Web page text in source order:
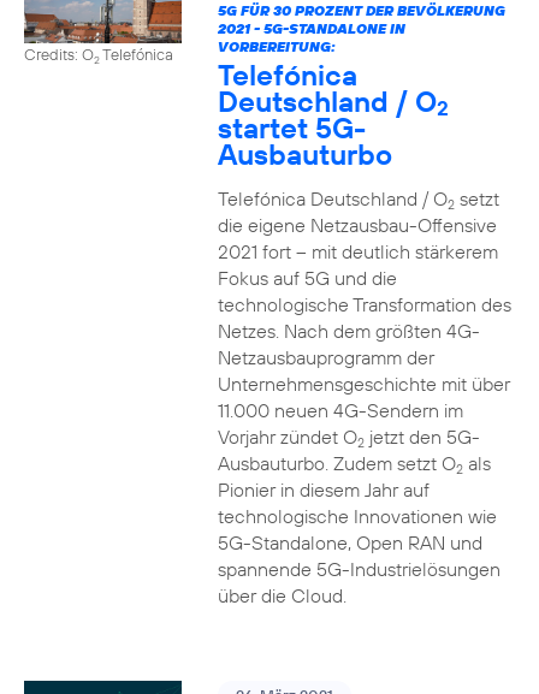
Credits: O2Telefónica
5G FÜR 30 PROZENT DER BEVÖLKERUNG
2021 - 5G-STANDALONE IN
VORBEREITUNG:
Telefónica
Deutschland / O2
startet 5G-
Ausbauturbo
Telefónica Deutschland / O2setzt
die eigene Netzausbau-Offensive
2021 fort – mit deutlich stärkerem
Fokus auf 5G und die
technologische Transformation des
Netzes. Nach dem größten 4G-
Netzausbauprogramm der
Unternehmensgeschichte mit über
11.000 neuen 4G-Sendern im
Vorjahr zündet O2jetzt den 5G-
Ausbauturbo. Zudem setzt O2als
Pionier in diesem Jahr auf
technologische Innovationen wie
5G-Standalone, Open RAN und
spannende 5G-Industrielösungen
über die Cloud.